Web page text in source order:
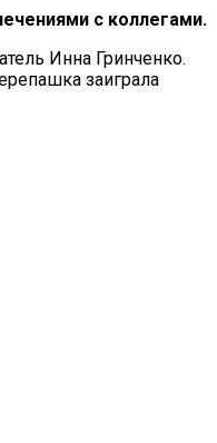
с коллегами.
Инна Гринченко.
заиграла